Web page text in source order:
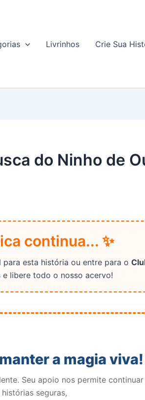
Livrinhos Crie Sua
do Ninho de
continua... ✨
para esta história ou entre para o
e libere todo o nosso acervo!
a magia viva!
Seu apoio nos permite
histórias seguras,